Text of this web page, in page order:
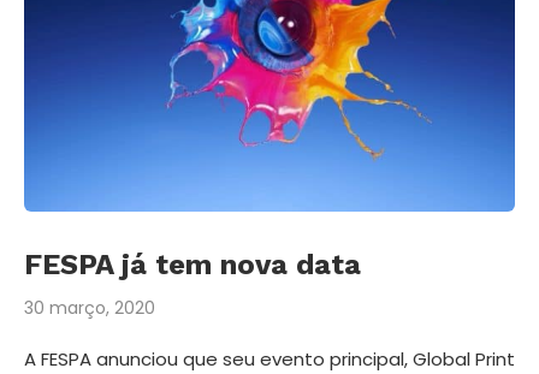
FESPA já tem nova data
30 março, 2020
A FESPA anunciou que seu evento principal, Global Print